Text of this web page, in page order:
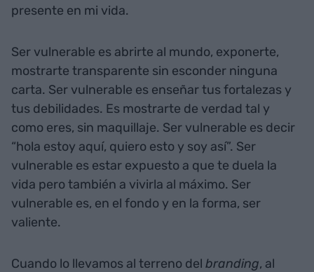
presente en mi vida.
Ser vulnerable es abrirte al mundo, exponerte,
mostrarte transparente sin esconder ninguna
carta. Ser vulnerable es enseñar tus fortalezas y
tus debilidades. Es mostrarte de verdad tal y
como eres, sin maquillaje. Ser vulnerable es decir
“hola estoy aquí, quiero esto y soy así”. Ser
vulnerable es estar expuesto a que te duela la
vida pero también a vivirla al máximo. Ser
vulnerable es, en el fondo y en la forma, ser
valiente.
Cuando lo llevamos al terreno del branding, al